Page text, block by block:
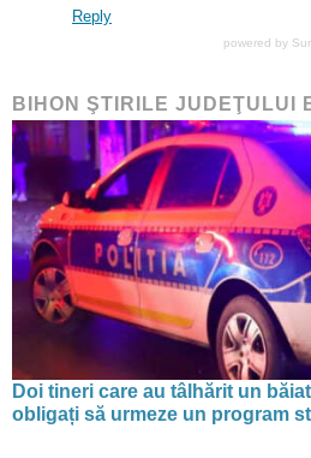
Reply
powered by
BIHON ŞTIRILE JUDEŢULUI
Doi tineri care au tâlhărit un
obligați să urmeze un program